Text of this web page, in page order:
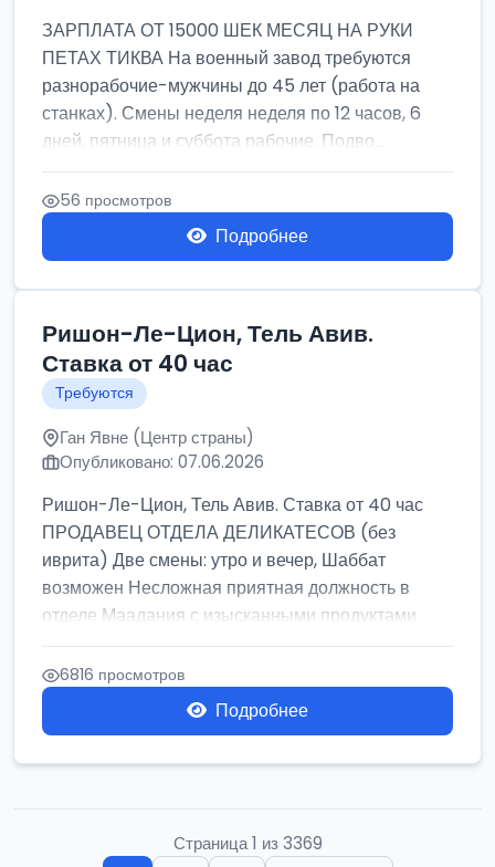
ЗАРПЛАТА ОТ 15000 ШЕК МЕСЯЦ НА РУКИ
ПЕТАХ ТИКВА На военный завод требуются
разнорабочие-мужчины до 45 лет (работа на
станках). Смены неделя неделя по 12 часов, 6
дней, пятница и суббота рабочие. Подво...
56 просмотров
Подробнее
Ришон-Ле-Цион, Тель Авив.
Ставка от 40 час
Требуются
Ган Явне (Центр страны)
Опубликовано: 07.06.2026
Ришон-Ле-Цион, Тель Авив. Ставка от 40 час
ПРОДАВЕЦ ОТДЕЛА ДЕЛИКАТЕСОВ (без
иврита) Две смены: утро и вечер, Шаббат
возможен Несложная приятная должность в
отделе Маадания с изысканными продуктами.
Се...
6816 просмотров
Подробнее
Страница 1 из 3369